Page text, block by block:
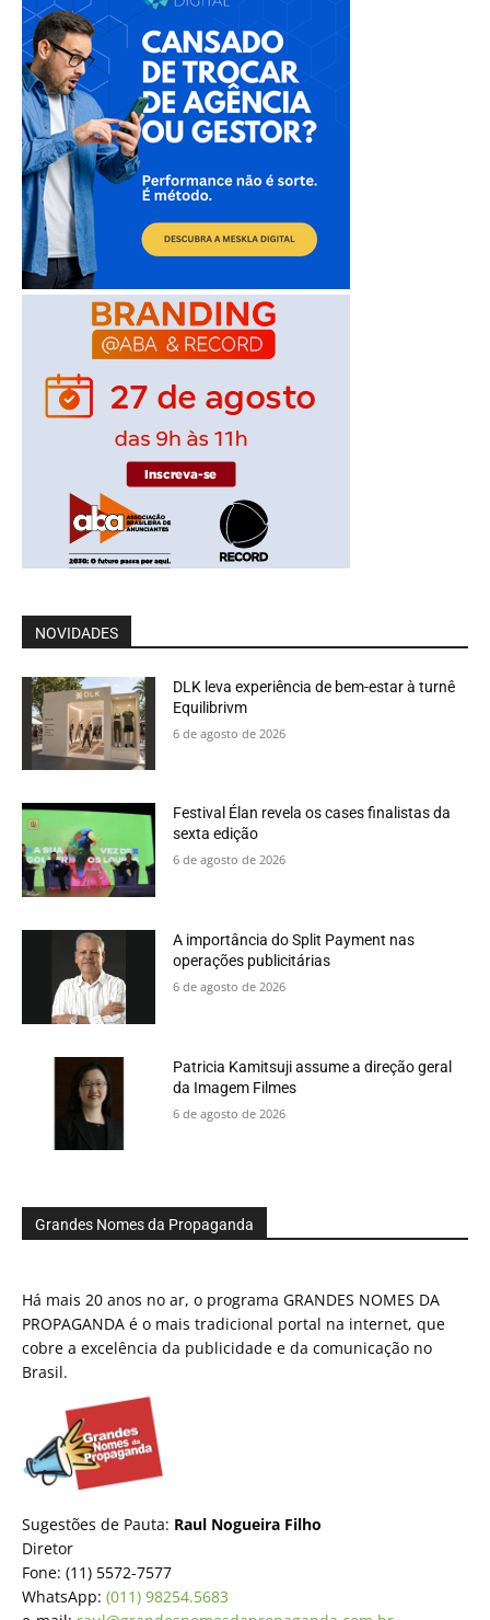
NOVIDADES
DLK leva experiência de bem-estar à turnê
Equilibrivm
6 de agosto de 2026
Festival Élan revela os cases finalistas da
sexta edição
6 de agosto de 2026
A importância do Split Payment nas
operações publicitárias
6 de agosto de 2026
Patricia Kamitsuji assume a direção geral
da Imagem Filmes
6 de agosto de 2026
Grandes Nomes da Propaganda
Há mais 20 anos no ar, o programa GRANDES NOMES DA
PROPAGANDA é o mais tradicional portal na internet, que
cobre a excelência da publicidade e da comunicação no
Brasil.
Sugestões de Pauta: Raul Nogueira Filho
Diretor
Fone: (11) 5572-7577
WhatsApp: (011) 98254.5683